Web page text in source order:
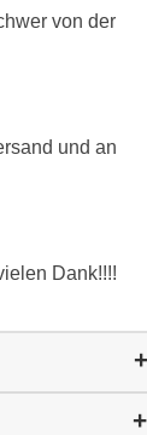
von der
und an
Dank!!!!